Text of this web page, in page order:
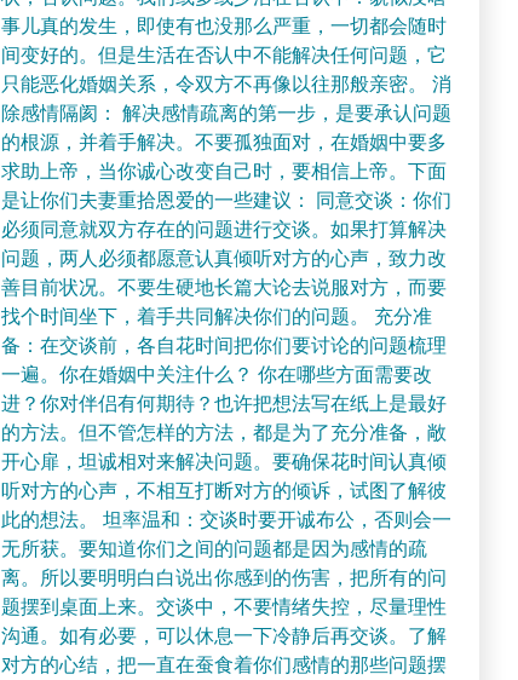
事儿真的发生，即使有也没那么严重，一切都会随时
间变好的。但是生活在否认中不能解决任何问题，它
只能恶化婚姻关系，令双方不再像以往那般亲密。 消
除感情隔阂： 解决感情疏离的第一步，是要承认问题
的根源，并着手解决。不要孤独面对，在婚姻中要多
求助上帝，当你诚心改变自己时，要相信上帝。下面
是让你们夫妻重拾恩爱的一些建议： 同意交谈：你们
必须同意就双方存在的问题进行交谈。如果打算解决
问题，两人必须都愿意认真倾听对方的心声，致力改
善目前状况。不要生硬地长篇大论去说服对方，而要
找个时间坐下，着手共同解决你们的问题。 充分准
备：在交谈前，各自花时间把你们要讨论的问题梳理
一遍。你在婚姻中关注什么？ 你在哪些方面需要改
进？你对伴侣有何期待？也许把想法写在纸上是最好
的方法。但不管怎样的方法，都是为了充分准备，敞
开心扉，坦诚相对来解决问题。要确保花时间认真倾
听对方的心声，不相互打断对方的倾诉，试图了解彼
此的想法。 坦率温和：交谈时要开诚布公，否则会一
无所获。要知道你们之间的问题都是因为感情的疏
离。所以要明明白白说出你感到的伤害，把所有的问
题摆到桌面上来。交谈中，不要情绪失控，尽量理性
沟通。如有必要，可以休息一下冷静后再交谈。了解
对方的心结，把一直在蚕食着你们感情的那些问题摆